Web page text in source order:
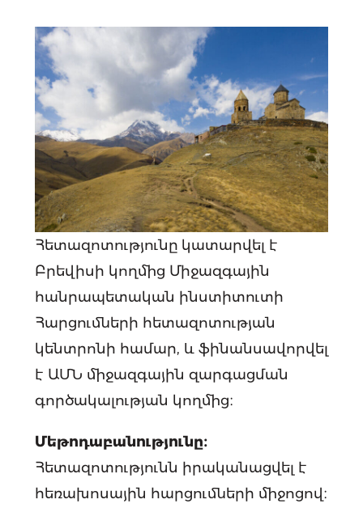
Հետազոտությունը կատարվել է
Բրեվիսի կողմից Միջազգային
հանրապետական ինստիտուտի
Հարցումների հետազոտության
կենտրոնի համար, և ֆինանսավորվել
է ԱՄՆ միջազգային զարգացման
գործակալության կողմից։
Մեթոդաբանությունը։
Հետազոտությունն իրականացվել է
հեռախոսային հարցումների միջոցով։